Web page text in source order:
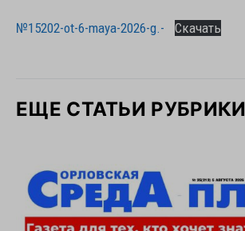
№15202-ot-6-maya-2026-g.- Скачать
ЕЩЕ СТАТЬИ РУБРИКИ